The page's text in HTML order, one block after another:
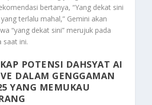
bertanya, “Yang dekat sini
terlalu mahal,” Gemini akan
“yang dekat sini” merujuk pada
saat ini.
POTENSI DAHSYAT AI
DALAM GENGGAMAN
YANG MEMUKAU